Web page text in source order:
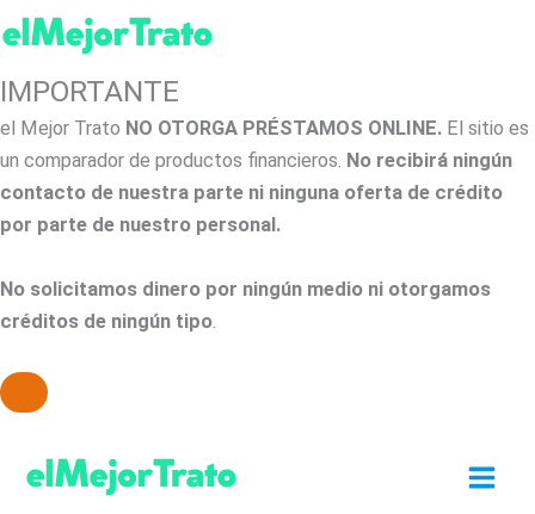
IMPORTANTE
el Mejor Trato NO OTORGA PRÉSTAMOS ONLINE. El sitio es
un comparador de productos financieros. No recibirá ningún
contacto de nuestra parte ni ninguna oferta de crédito
por parte de nuestro personal.
No solicitamos dinero por ningún medio ni otorgamos
créditos de ningún tipo.
contenido